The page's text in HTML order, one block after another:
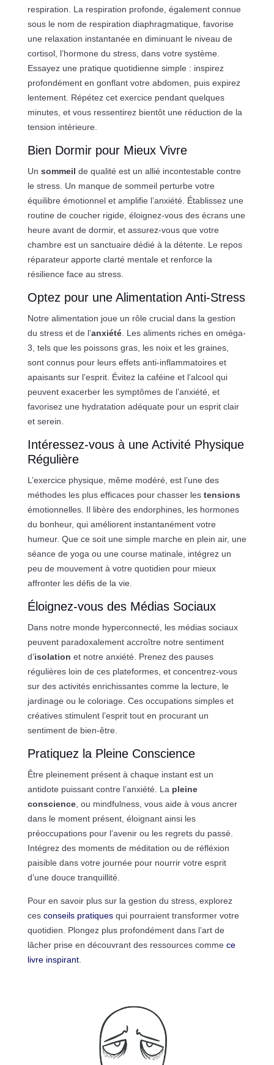
respiration. La respiration profonde, également connue
sous le nom de respiration diaphragmatique, favorise
une relaxation instantanée en diminuant le niveau de
cortisol, l’hormone du stress, dans votre système.
Essayez une pratique quotidienne simple : inspirez
profondément en gonflant votre abdomen, puis expirez
lentement. Répétez cet exercice pendant quelques
minutes, et vous ressentirez bientôt une réduction de la
tension intérieure.
Bien Dormir pour Mieux Vivre
Un sommeil de qualité est un allié incontestable contre
le stress. Un manque de sommeil perturbe votre
équilibre émotionnel et amplifie l’anxiété. Établissez une
routine de coucher rigide, éloignez-vous des écrans une
heure avant de dormir, et assurez-vous que votre
chambre est un sanctuaire dédié à la détente. Le repos
réparateur apporte clarté mentale et renforce la
résilience face au stress.
Optez pour une Alimentation Anti-Stress
Notre alimentation joue un rôle crucial dans la gestion
du stress et de l’anxiété. Les aliments riches en oméga-
3, tels que les poissons gras, les noix et les graines,
sont connus pour leurs effets anti-inflammatoires et
apaisants sur l’esprit. Évitez la caféine et l’alcool qui
peuvent exacerber les symptômes de l’anxiété, et
favorisez une hydratation adéquate pour un esprit clair
et serein.
Intéressez-vous à une Activité Physique
Régulière
L’exercice physique, même modéré, est l’une des
méthodes les plus efficaces pour chasser les tensions
émotionnelles. Il libère des endorphines, les hormones
du bonheur, qui améliorent instantanément votre
humeur. Que ce soit une simple marche en plein air, une
séance de yoga ou une course matinale, intégrez un
peu de mouvement à votre quotidien pour mieux
affronter les défis de la vie.
Éloignez-vous des Médias Sociaux
Dans notre monde hyperconnecté, les médias sociaux
peuvent paradoxalement accroître notre sentiment
d’isolation et notre anxiété. Prenez des pauses
régulières loin de ces plateformes, et concentrez-vous
sur des activités enrichissantes comme la lecture, le
jardinage ou le coloriage. Ces occupations simples et
créatives stimulent l’esprit tout en procurant un
sentiment de bien-être.
Pratiquez la Pleine Conscience
Être pleinement présent à chaque instant est un
antidote puissant contre l’anxiété. La pleine
conscience, ou mindfulness, vous aide à vous ancrer
dans le moment présent, éloignant ainsi les
préoccupations pour l’avenir ou les regrets du passé.
Intégrez des moments de méditation ou de réfléxion
paisible dans votre journée pour nourrir votre esprit
d’une douce tranquillité.
Pour en savoir plus sur la gestion du stress, explorez
ces conseils pratiquesqui pourraient transformer votre
quotidien. Plongez plus profondément dans l’art de
lâcher prise en découvrant des ressources comme ce
livre inspirant.